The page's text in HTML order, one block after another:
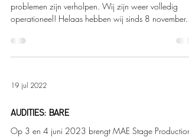
problemen zijn verholpen. Wij zijn weer volledig
operationeel! Helaas hebben wij sinds 8 november...
19 jul 2022
AUDITIES: BARE
Op 3 en 4 juni 2023 brengt MAE Stage Productions